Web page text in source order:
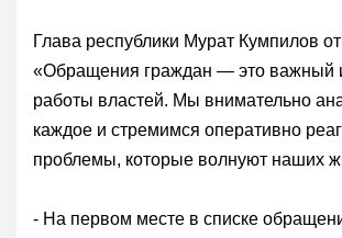
Глава республики Мурат Кумпилов
«Обращения граждан — это важный
работы властей. Мы внимательно
каждое и стремимся оперативно
проблемы, которые волнуют наших
- На первом месте в списке